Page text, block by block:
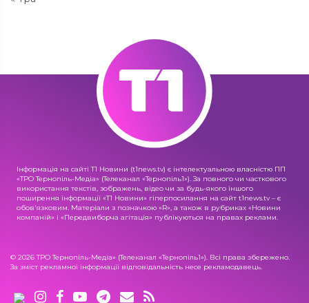
Інформація на сайті Т1 Новини (t1news.tv) є інтелектуальною власністю ПП
«ТРО Тернопіль-Медіа» (Телеканал «Тернопіль1»). За повного чи часткового
використання текстів, зображень, відео чи за будь-якого іншого
поширення інформації «Т1 Новини» гіперпосилання на сайт t1news.tv – є
обов'язковим. Матеріали з позначкою «R», а також в рубриках «Новини
компаній» і «Передвиборча агітація» публікуються на правах реклами.
© 2026 ТРО Тернопіль-Медіа» (Телеканал «Тернопіль1»). Всі права збережено.
За зміст рекламної інформації відповідальність несе рекламодавець.